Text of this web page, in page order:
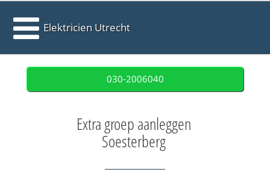
Elektricien Utrecht
030-2006040
Extra groep aanleggen
Soesterberg